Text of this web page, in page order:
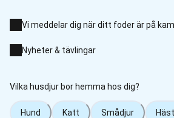
Vi meddelar dig när ditt foder är på
Nyheter & tävlingar
Vilka husdjur bor hemma hos dig?
Hund Katt Smådjur Häst